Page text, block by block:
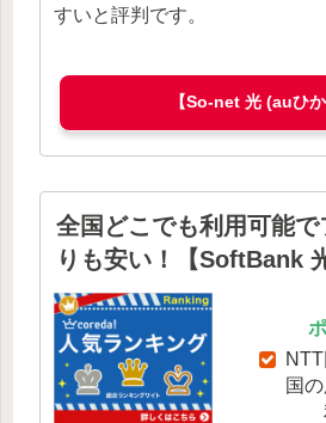
すいと評判です。
【So-net 光 (auひか
全国どこでも利用可能で
りも安い！【SoftBank
国